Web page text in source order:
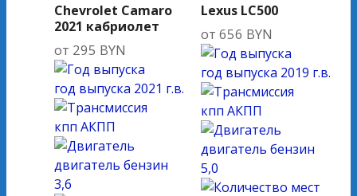
Chevrolet Camaro
2021 кабриолет
от 295 BYN
год выпуска 2021 г.в.
кпп АКПП
двигатель бензин
3,6
Lexus LC500
от 656 BYN
год выпуска 2019 г.в.
кпп АКПП
двигатель бензин
5,0